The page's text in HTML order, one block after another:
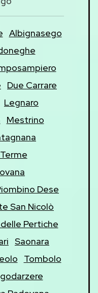
Albignasego
Due Carrare
Legnaro
Mestrino
Dese
San Nicolò
Pertiche
Saonara
Tombolo